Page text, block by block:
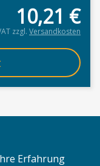
10,21 €
zzgl. Versandkosten
Erfahrung